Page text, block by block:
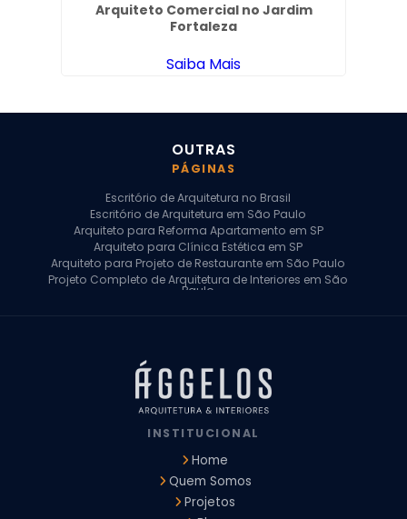
Arquiteto Comercial no Jardim
Fortaleza
Saiba Mais
OUTRAS
PÁGINAS
Escritório de Arquitetura no Brasil
Escritório de Arquitetura em São Paulo
Arquiteto para Reforma Apartamento em SP
Arquiteto para Clínica Estética em SP
Arquiteto para Projeto de Restaurante em São Paulo
Projeto Completo de Arquitetura de Interiores em São
Paulo
Arquiteto para Projeto Comercial em São Paulo
Arquiteto Comercial
Arquiteto para Reforma de Apartamento
Arquiteto para Reforma Residencial
Arquitetura para Reforma de Casas
Design de Interiores Apartamentos
Design de Interiores Residencial
Empresa de Arquitetura e Design
INSTITUCIONAL
Home
Quem Somos
Projetos